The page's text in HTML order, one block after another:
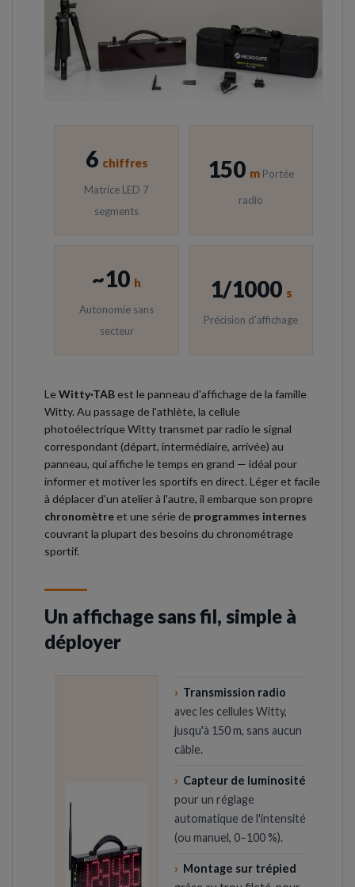
6 chiffres
Matrice LED 7
segments
150 m Portée
radio
~10 h
Autonomie sans
secteur
1/1000 s
Précision d'affichage
LeWitty·TAB est le panneau d'affichage de la famille
Witty. Au passage de l'athlète, la cellule
photoélectrique Witty transmet par radio le signal
correspondant (départ, intermédiaire, arrivée) au
panneau, qui affiche le temps en grand — idéal pour
informer et motiver les sportifs en direct. Léger et facile
à déplacer d'un atelier à l'autre, il embarque son propre
chronomètre et une série de programmes internes
couvrant la plupart des besoins du chronométrage
sportif.
Un affichage sans fil, simple à
déployer
› Transmission radio
avec les cellules Witty,
jusqu'à 150 m, sans aucun
câble.
› Capteur de luminosité
pour un réglage
automatique de l'intensité
(ou manuel, 0–100 %).
› Montage sur trépied